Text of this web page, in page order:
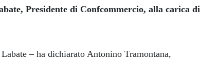
Presidente di Confcommercio, alla carica di
Labate – ha dichiarato Antonino Tramontana,